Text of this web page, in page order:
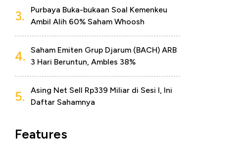
3.
Purbaya Buka-bukaan Soal Kemenkeu
Ambil Alih 60% Saham Whoosh
4.
Saham Emiten Grup Djarum (BACH) ARB
3 Hari Beruntun, Ambles 38%
5.
Asing Net Sell Rp339 Miliar di Sesi I, Ini
Daftar Sahamnya
Features